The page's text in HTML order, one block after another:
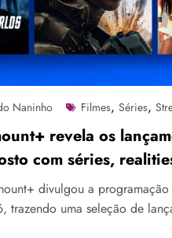
Naninho Filmes, Séries,
revela os
com séries,
ao vivo
divulgou a
trazendo uma seleção de